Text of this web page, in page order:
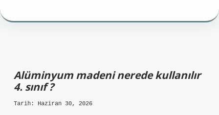
Alüminyum madeni nerede kullanılır
4. sınıf ?
Tarih: Haziran 30, 2026